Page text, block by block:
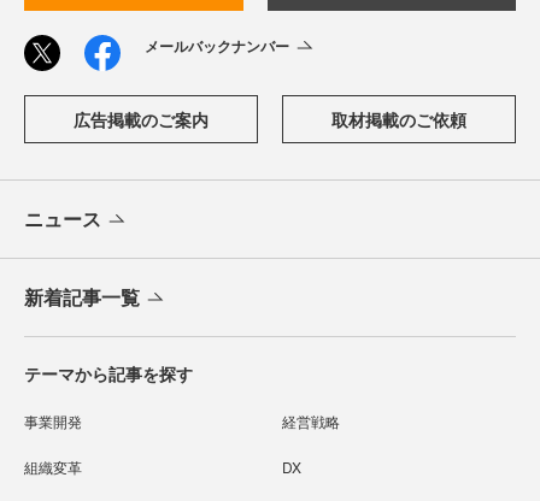
メールバックナンバー
広告掲載のご案内 取材掲載のご依頼
ニュース
新着記事一覧
テーマから記事を探す
事業開発 経営戦略
組織変革 DX